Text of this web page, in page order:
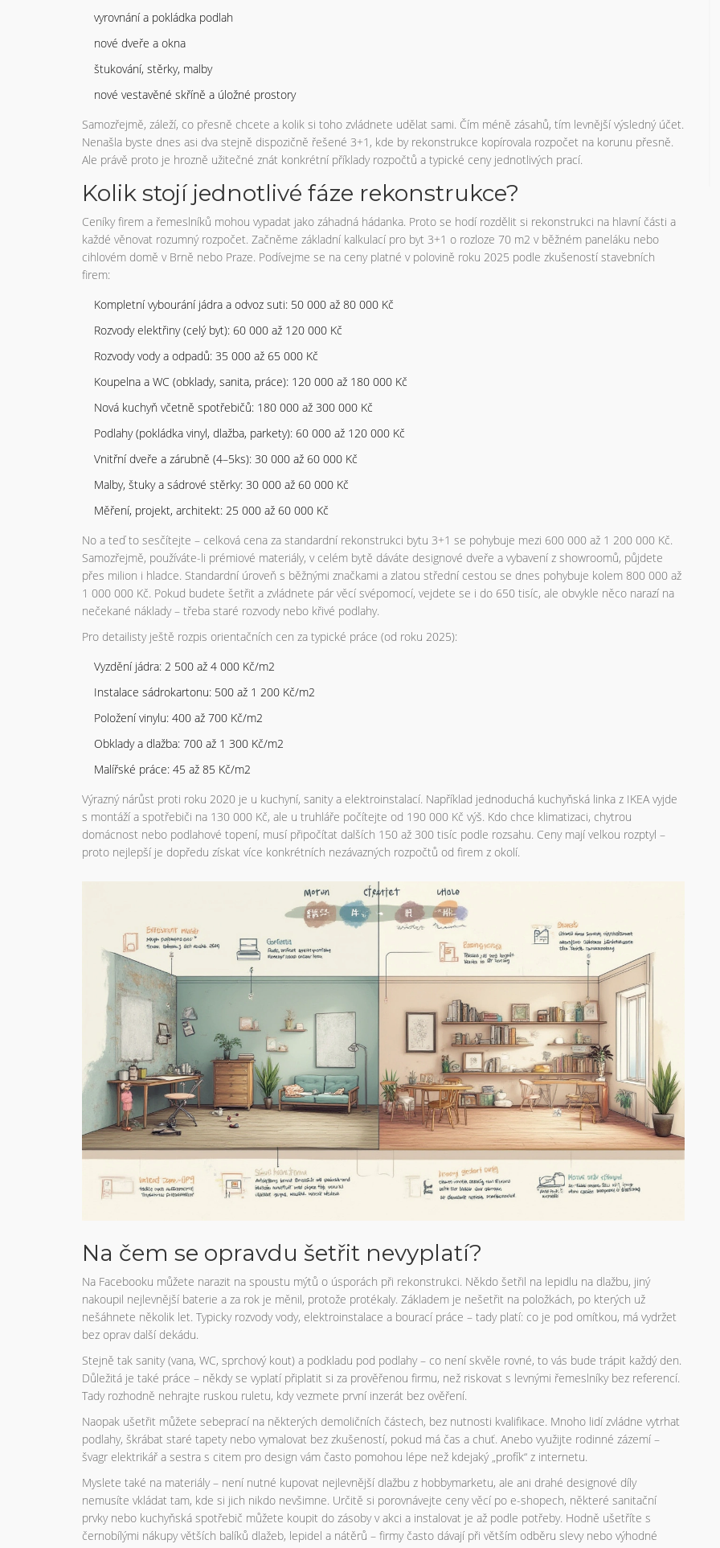
vyrovnání a pokládka podlah
nové dveře a okna
štukování, stěrky, malby
nové vestavěné skříně a úložné prostory
Samozřejmě, záleží, co přesně chcete a kolik si toho zvládnete udělat sami. Čím méně zásahů, tím levnější výsledný účet.
Nenašla byste dnes asi dva stejně dispozičně řešené 3+1, kde by rekonstrukce kopírovala rozpočet na korunu přesně.
Ale právě proto je hrozně užitečné znát konkrétní příklady rozpočtů a typické ceny jednotlivých prací.
Kolik stojí jednotlivé fáze rekonstrukce?
Ceníky firem a řemeslníků mohou vypadat jako záhadná hádanka. Proto se hodí rozdělit si rekonstrukci na hlavní části a
každé věnovat rozumný rozpočet. Začněme základní kalkulací pro byt 3+1 o rozloze 70 m2 v běžném paneláku nebo
cihlovém domě v Brně nebo Praze. Podívejme se na ceny platné v polovině roku 2025 podle zkušeností stavebních
firem:
Kompletní vybourání jádra a odvoz suti: 50 000 až 80 000 Kč
Rozvody elektřiny (celý byt): 60 000 až 120 000 Kč
Rozvody vody a odpadů: 35 000 až 65 000 Kč
Koupelna a WC (obklady, sanita, práce): 120 000 až 180 000 Kč
Nová kuchyň včetně spotřebičů: 180 000 až 300 000 Kč
Podlahy (pokládka vinyl, dlažba, parkety): 60 000 až 120 000 Kč
Vnitřní dveře a zárubně (4–5ks): 30 000 až 60 000 Kč
Malby, štuky a sádrové stěrky: 30 000 až 60 000 Kč
Měření, projekt, architekt: 25 000 až 60 000 Kč
No a teď to sesčítejte – celková cena za standardní rekonstrukci bytu 3+1 se pohybuje mezi 600 000 až 1 200 000 Kč.
Samozřejmě, používáte-li prémiové materiály, v celém bytě dáváte designové dveře a vybavení z showroomů, půjdete
přes milion i hladce. Standardní úroveň s běžnými značkami a zlatou střední cestou se dnes pohybuje kolem 800 000 až
1 000 000 Kč. Pokud budete šetřit a zvládnete pár věcí svépomocí, vejdete se i do 650 tisíc, ale obvykle něco narazí na
nečekané náklady – třeba staré rozvody nebo křivé podlahy.
Pro detailisty ještě rozpis orientačních cen za typické práce (od roku 2025):
Vyzdění jádra: 2 500 až 4 000 Kč/m2
Instalace sádrokartonu: 500 až 1 200 Kč/m2
Položení vinylu: 400 až 700 Kč/m2
Obklady a dlažba: 700 až 1 300 Kč/m2
Malířské práce: 45 až 85 Kč/m2
Výrazný nárůst proti roku 2020 je u kuchyní, sanity a elektroinstalací. Například jednoduchá kuchyňská linka z IKEA vyjde
s montáží a spotřebiči na 130 000 Kč, ale u truhláře počítejte od 190 000 Kč výš. Kdo chce klimatizaci, chytrou
domácnost nebo podlahové topení, musí připočítat dalších 150 až 300 tisíc podle rozsahu. Ceny mají velkou rozptyl –
proto nejlepší je dopředu získat více konkrétních nezávazných rozpočtů od firem z okolí.
Na čem se opravdu šetřit nevyplatí?
Na Facebooku můžete narazit na spoustu mýtů o úsporách při rekonstrukci. Někdo šetřil na lepidlu na dlažbu, jiný
nakoupil nejlevnější baterie a za rok je měnil, protože protékaly. Základem je nešetřit na položkách, po kterých už
nešáhnete několik let. Typicky rozvody vody, elektroinstalace a bourací práce – tady platí: co je pod omítkou, má vydržet
bez oprav další dekádu.
Stejně tak sanity (vana, WC, sprchový kout) a podkladu pod podlahy – co není skvěle rovné, to vás bude trápit každý den.
Důležitá je také práce – někdy se vyplatí připlatit si za prověřenou firmu, než riskovat s levnými řemeslníky bez referencí.
Tady rozhodně nehrajte ruskou ruletu, kdy vezmete první inzerát bez ověření.
Naopak ušetřit můžete sebeprací na některých demoličních částech, bez nutnosti kvalifikace. Mnoho lidí zvládne vytrhat
podlahy, škrábat staré tapety nebo vymalovat bez zkušeností, pokud má čas a chuť. Anebo využijte rodinné zázemí –
švagr elektrikář a sestra s citem pro design vám často pomohou lépe než kdejaký „profík“ z internetu.
Myslete také na materiály – není nutné kupovat nejlevnější dlažbu z hobbymarketu, ale ani drahé designové díly
nemusíte vkládat tam, kde si jich nikdo nevšimne. Určitě si porovnávejte ceny věcí po e-shopech, některé sanitační
prvky nebo kuchyňská spotřebič můžete koupit do zásoby v akci a instalovat je až podle potřeby. Hodně ušetříte s
černobílými nákupy větších balíků dlažeb, lepidel a nátěrů – firmy často dávají při větším odběru slevy nebo výhodné